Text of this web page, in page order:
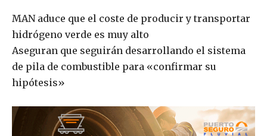
MAN aduce que el coste de producir y transportar
hidrógeno verde es muy alto
Aseguran que seguirán desarrollando el sistema
de pila de combustible para «confirmar su
hipótesis»